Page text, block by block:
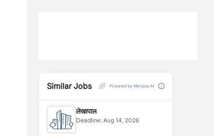
Similar Jobs Powered by Merojob AI
लेखापाल
Deadline:Aug 14, 2026